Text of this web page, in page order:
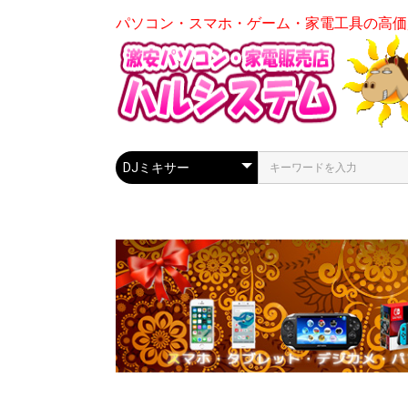
パソコン・スマホ・ゲーム・家電工具の高